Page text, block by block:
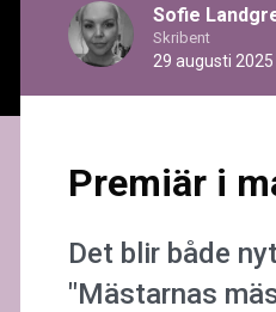
Sofie
Skribent
29 augusti 2025
Premiär i
Det blir både
"Mästarnas